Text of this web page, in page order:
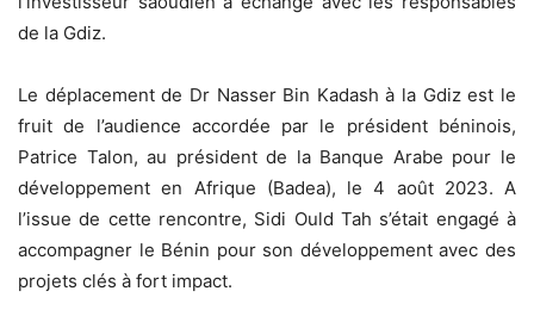
de la Gdiz.
Le déplacement de Dr Nasser Bin Kadash à la Gdiz est le
fruit de l’audience accordée par le président béninois,
Patrice Talon, au président de la Banque Arabe pour le
développement en Afrique (Badea), le 4 août 2023. A
l’issue de cette rencontre, Sidi Ould Tah s’était engagé à
accompagner le Bénin pour son développement avec des
projets clés à fort impact.